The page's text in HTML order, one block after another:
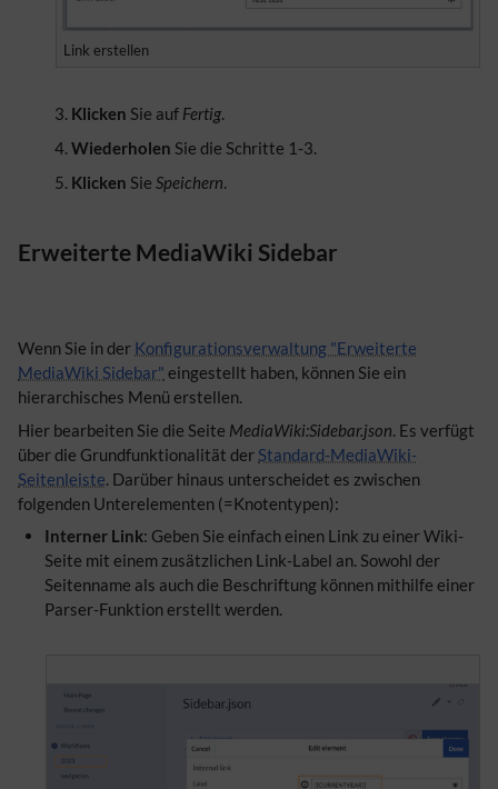
Link erstellen
Klicken Sie auf Fertig.
Wiederholen Sie die Schritte 1-3.
Klicken SieSpeichern.
Erweiterte MediaWiki Sidebar
Wenn Sie in der Konfigurationsverwaltung "Erweiterte
MediaWiki Sidebar" eingestellt haben, können Sie ein
hierarchisches Menü erstellen.
Hier bearbeiten Sie die Seite MediaWiki:Sidebar.json. Es verfügt
über die Grundfunktionalität der Standard-MediaWiki-
Seitenleiste. Darüber hinaus unterscheidet es zwischen
folgenden Unterelementen (=Knotentypen):
Interner Link: Geben Sie einfach einen Link zu einer Wiki-
Seite mit einem zusätzlichen Link-Label an. Sowohl der
Seitenname als auch die Beschriftung können mithilfe einer
Parser-Funktion erstellt werden.